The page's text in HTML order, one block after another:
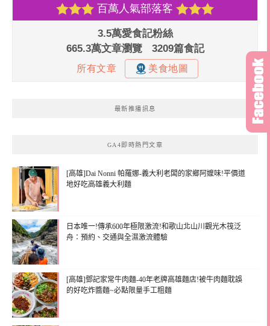
最新推播訊息
GA4即時熱門文章
[高雄]Dai Nonni 帕羅娜-義大利老闆的家鄉阿嬤味!平價道
地好吃高雄義大利麵
日本唯一!傳承600年極限激流!和歌山北山川觀光木筏泛
舟：預約、交通與全濕激流體驗
[高雄]鄧記家常牛肉麵-40年老牌高雄麵店!被牛肉麵耽誤
的好吃炸醬麵~必點限量手工粗麵